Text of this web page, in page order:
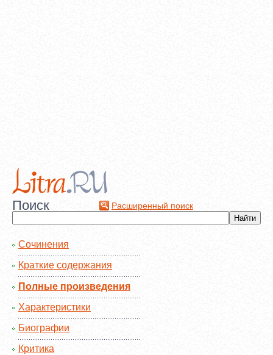
Поиск Расширенный поиск
Сочинения
Краткие содержания
Полные произведения
Характеристики
Биографии
Критика